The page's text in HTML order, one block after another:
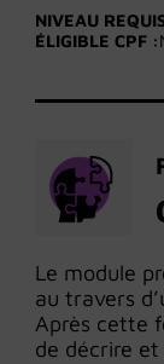
NIVEAU
ÉLIGIBLE CPF :
Le module
au travers
Après cette
de décrire